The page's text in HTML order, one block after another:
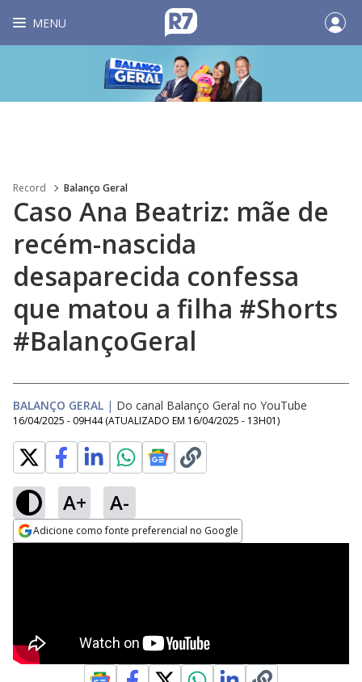
MENU
Record Balanço Geral
Caso Ana Beatriz: mãe de
recém-nascida
desaparecida confessa
que matou a filha #Shorts
#BalançoGeral
BALANÇO GERAL | Do canal Balanço Geral no YouTube
16/04/2025 - 09H44 (ATUALIZADO EM 16/04/2025 - 13H01)
A+ A-
Adicione como fonte preferencial no Google